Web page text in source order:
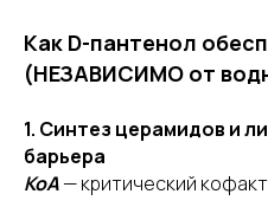
Как D-пантенол
(НЕЗАВИСИМО от
1. Синтез церамидов и
барьера
КоА— критический